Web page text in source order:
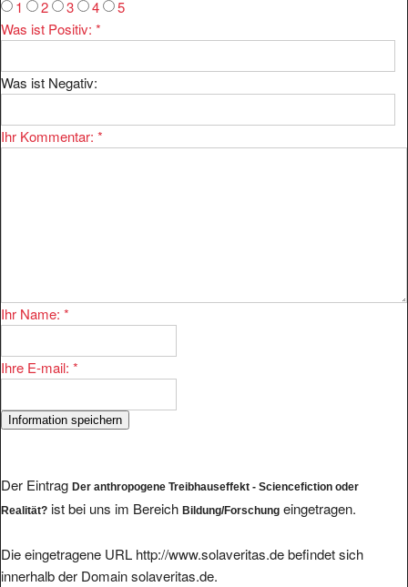
1
2 3 4
5
Was ist Positiv: *
Was ist Negativ:
Ihr Kommentar: *
Ihr Name: *
Ihre E-mail: *
Der Eintrag Der anthropogene Treibhauseffekt - Sciencefiction oder
Realität? ist bei uns im Bereich Bildung/Forschung eingetragen.
Die eingetragene URL http://www.solaveritas.de befindet sich
innerhalb der Domain solaveritas.de.